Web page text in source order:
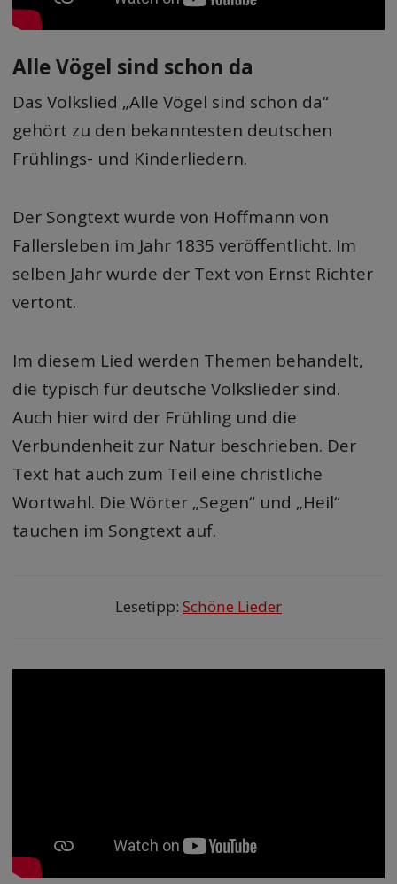
Alle Vögel sind schon da
Das Volkslied „Alle Vögel sind schon da“
gehört zu den bekanntesten deutschen
Frühlings- und Kinderliedern.
Der Songtext wurde von Hoffmann von
Fallersleben im Jahr 1835 veröffentlicht. Im
selben Jahr wurde der Text von Ernst Richter
vertont.
Im diesem Lied werden Themen behandelt,
die typisch für deutsche Volkslieder sind.
Auch hier wird der Frühling und die
Verbundenheit zur Natur beschrieben. Der
Text hat auch zum Teil eine christliche
Wortwahl. Die Wörter „Segen“ und „Heil“
tauchen im Songtext auf.
Lesetipp: Schöne Lieder